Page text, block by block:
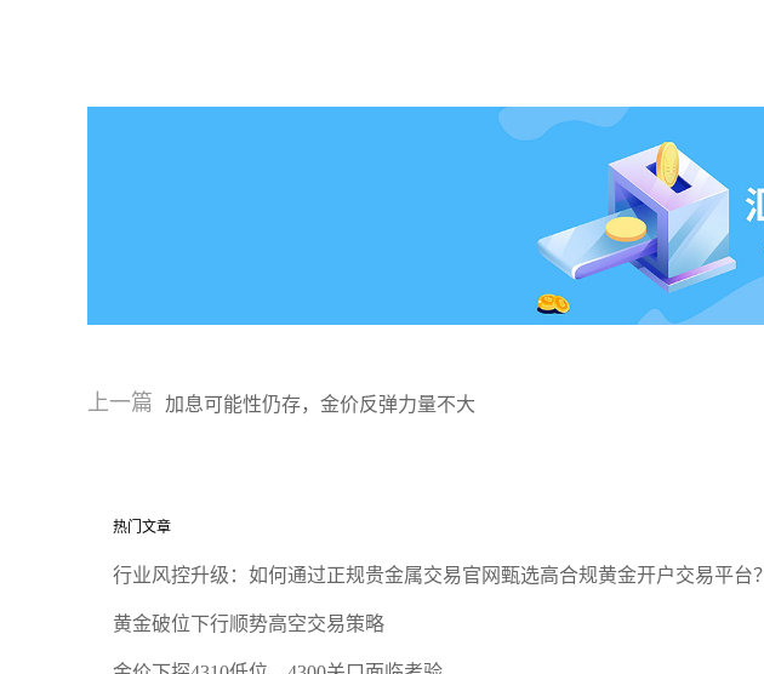
上一篇 加息可能性仍存，金价反弹力量不大
热门文章
行业风控升级：如何通过正规贵金属交易官网甄选高合规黄金开户交易平台？
黄金破位下行顺势高空交易策略